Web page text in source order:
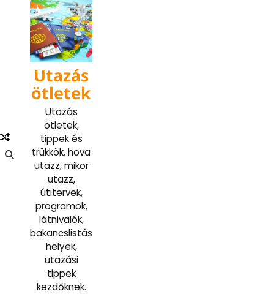
content
Utazás
ötletek
Utazás
ötletek,
tippek és
trükkök, hova
utazz, mikor
utazz,
útitervek,
programok,
látnivalók,
bakancslistás
helyek,
utazási
tippek
kezdőknek.